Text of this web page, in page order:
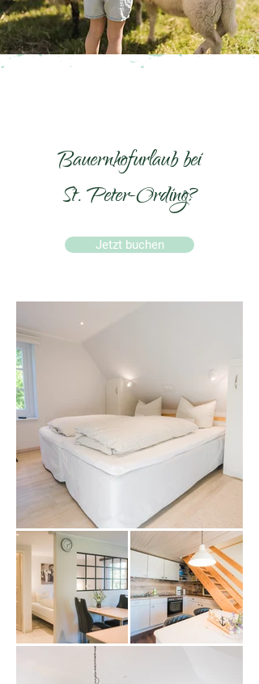
Bauernhofurlaub bei
St. Peter-Ording?
Jetzt buchen